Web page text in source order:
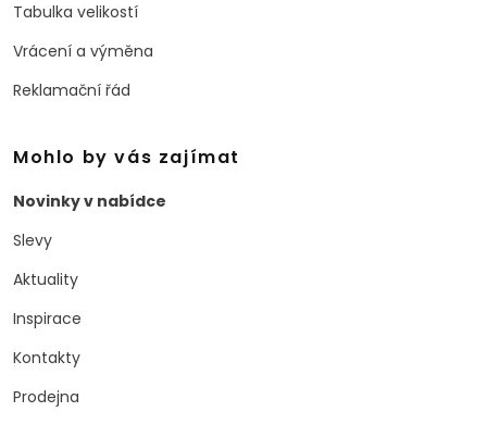
Tabulka velikostí
Vrácení a výměna
Reklamační řád
Mohlo by vás zajímat
Novinky v nabídce
Slevy
Aktuality
Inspirace
Kontakty
Prodejna